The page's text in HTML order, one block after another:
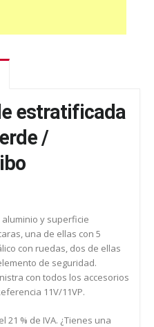
estratificada
/
y superficie
una de ellas con 5
con ruedas, dos de ellas
de seguridad.
con todos los accesorios
11V/11VP.
21 % de IVA. ¿Tienes una